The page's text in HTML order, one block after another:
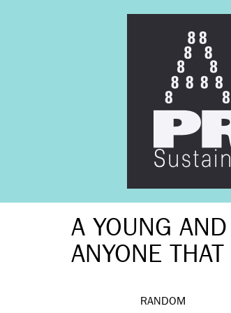
A YOUNG AND
ANYONE THAT
RANDOM